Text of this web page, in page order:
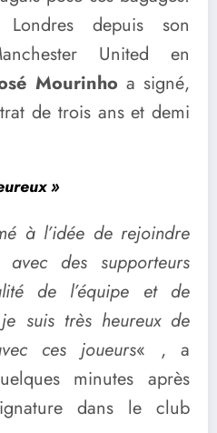
depuis son
United en
Mourinho a signé,
de trois ans et demi
»
à l’idée de rejoindre
des supporteurs
de l’équipe et de
je suis très heureux de
ces joueurs« , a
minutes après
dans le club